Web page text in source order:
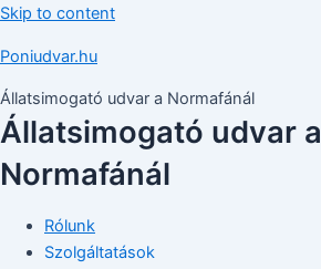
Skip to content
Poniudvar.hu
Állatsimogató udvar a Normafánál
Állatsimogató udvar a
Normafánál
Rólunk
Szolgáltatások